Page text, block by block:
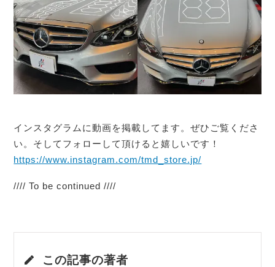
インスタグラムに動画を掲載してます。ぜひご覧くださ
い。そしてフォローして頂けると嬉しいです！
https://www.instagram.com/tmd_store.jp/
//// To be continued ////
この記事の著者